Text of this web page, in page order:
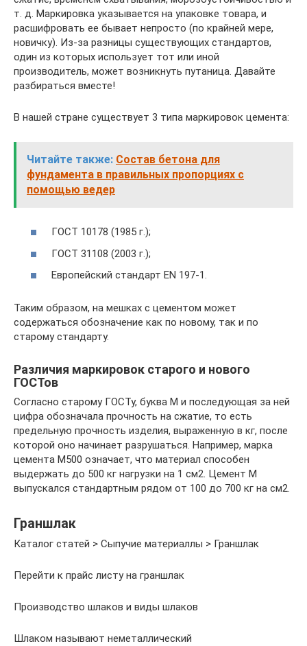
т. д. Маркировка указывается на упаковке товара, и
расшифровать ее бывает непросто (по крайней мере,
новичку). Из-за разницы существующих стандартов,
один из которых использует тот или иной
производитель, может возникнуть путаница. Давайте
разбираться вместе!
В нашей стране существует 3 типа маркировок цемента:
Читайте также: Cостав бетона для
фундамента в правильных пропорциях с
помощью ведер
ГОСТ 10178 (1985 г.);
ГОСТ 31108 (2003 г.);
Европейский стандарт EN 197-1.
Таким образом, на мешках с цементом может
содержаться обозначение как по новому, так и по
старому стандарту.
Различия маркировок старого и нового
ГОСТов
Согласно старому ГОСТу, буква М и последующая за ней
цифра обозначала прочность на сжатие, то есть
предельную прочность изделия, выраженную в кг, после
которой оно начинает разрушаться. Например, марка
цемента М500 означает, что материал способен
выдержать до 500 кг нагрузки на 1 см2. Цемент M
выпускался стандартным рядом от 100 до 700 кг на см2.
Граншлак
Каталог статей > Сыпучие материаллы > Граншлак
Перейти к прайс листу на граншлак
Производство шлаков и виды шлаков
Шлаком называют неметаллический